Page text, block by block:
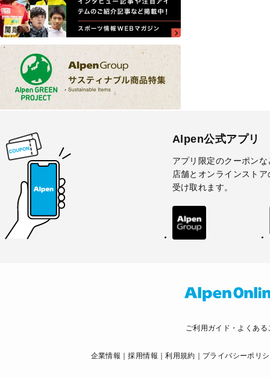
Alpen公式アプリ
アプリ限定のクーポンな
店舗とオンラインスト
受け取れます。
ご利用ガイド・よくある
企業情報 採用情報 利用規約 プライバシーポリ